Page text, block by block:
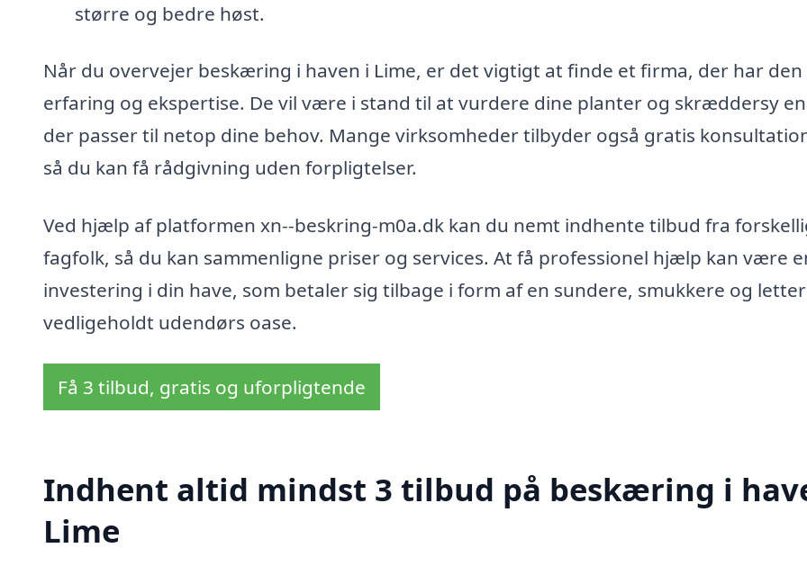
større og bedre høst.
Når du overvejer beskæring i haven i Lime, er det vigtigt at finde et firma, der har
erfaring og ekspertise. De vil være i stand til at vurdere dine planter og skræddersy
der passer til netop dine behov. Mange virksomheder tilbyder også gratis
så du kan få rådgivning uden forpligtelser.
Ved hjælp af platformen xn--beskring-m0a.dk kan du nemt indhente tilbud fra
fagfolk, så du kan sammenligne priser og services. At få professionel hjælp kan være
investering i din have, som betaler sig tilbage i form af en sundere, smukkere og
vedligeholdt udendørs oase.
Få 3 tilbud, gratis og uforpligtende
Indhent altid mindst 3 tilbud på beskæring i
Lime